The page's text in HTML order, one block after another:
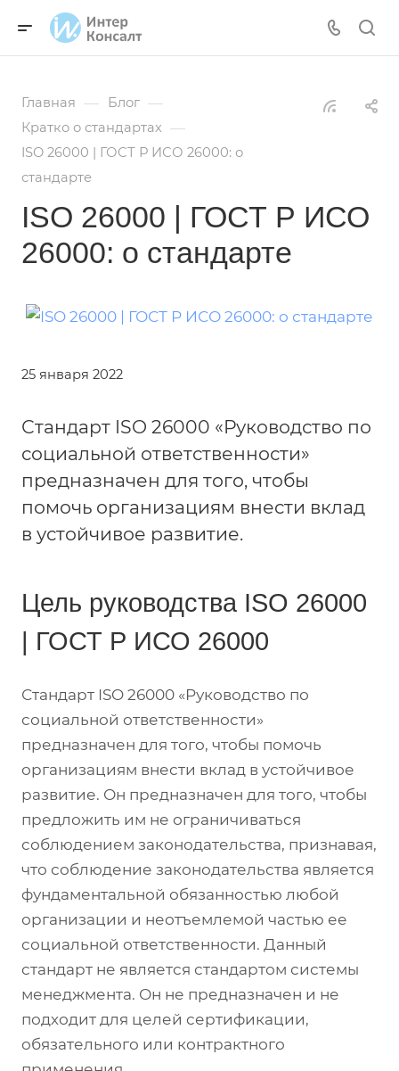
Главная — Блог —
Кратко о стандартах —
ISO 26000 | ГОСТ Р ИСО 26000: о
стандарте
ISO 26000 | ГОСТ Р ИСО
26000: о стандарте
25 января 2022
Стандарт ISO 26000 «Руководство по
социальной ответственности»
предназначен для того, чтобы
помочь организациям внести вклад
в устойчивое развитие.
Цель руководства ISO 26000
| ГОСТ Р ИСО 26000
Стандарт ISO 26000 «Руководство по
социальной ответственности»
предназначен для того, чтобы помочь
организациям внести вклад в устойчивое
развитие. Он предназначен для того, чтобы
предложить им не ограничиваться
соблюдением законодательства, признавая,
что соблюдение законодательства является
фундаментальной обязанностью любой
организации и неотъемлемой частью ее
социальной ответственности. Данный
стандарт не является стандартом системы
менеджмента. Он не предназначен и не
подходит для целей сертификации,
обязательного или контрактного